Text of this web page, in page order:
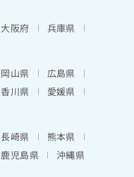
大阪府
兵庫県
岡山県
広島県
香川県
愛媛県
長崎県
熊本県
鹿児島県 沖縄県